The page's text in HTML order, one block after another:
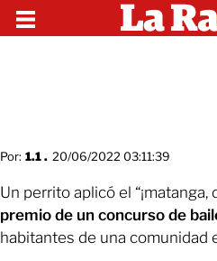
Por: 1.1 . 20/06/2022 03:11:39
Un perrito aplicó el “¡matanga,
premio de un concurso de
habitantes de una comunidad